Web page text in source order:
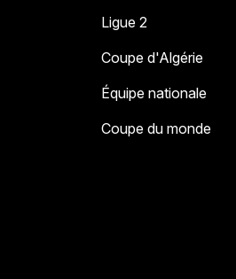
Ligue 2
Coupe d'Algérie
Équipe nationale
Coupe du monde